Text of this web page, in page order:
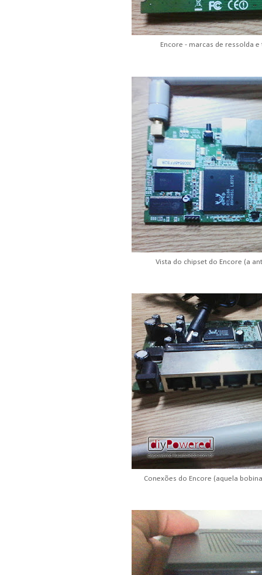
Encore - marcas de ressolda
Vista do chipset do Encore (a
Conexões do Encore (aquela